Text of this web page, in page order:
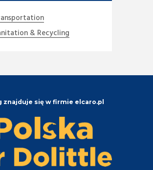
& Recycling
znajduje się w firmie elcaro.pl